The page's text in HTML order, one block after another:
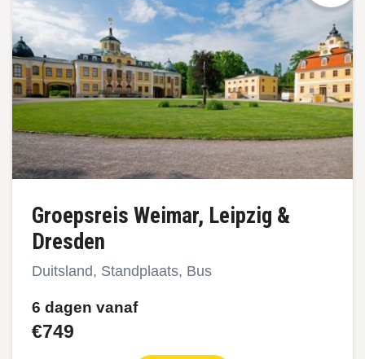
Groepsreis Weimar, Leipzig &
Dresden
Duitsland, Standplaats, Bus
6 dagen vanaf
€749